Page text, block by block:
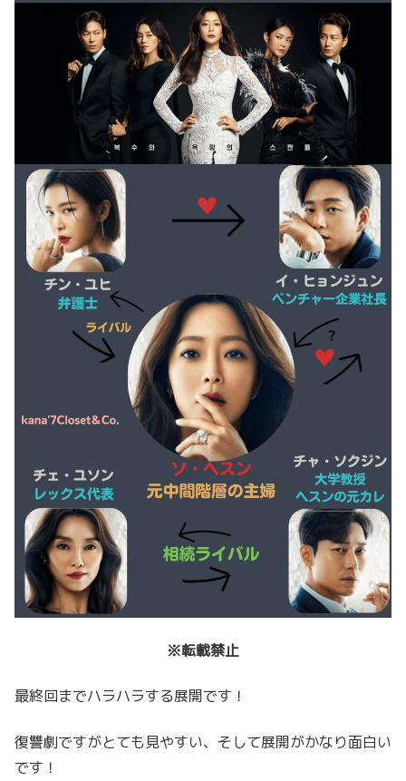
※転載禁止
最終回までハラハラする展開です！
復讐劇ですがとても見やすい、そして展開がかなり面白い
です！